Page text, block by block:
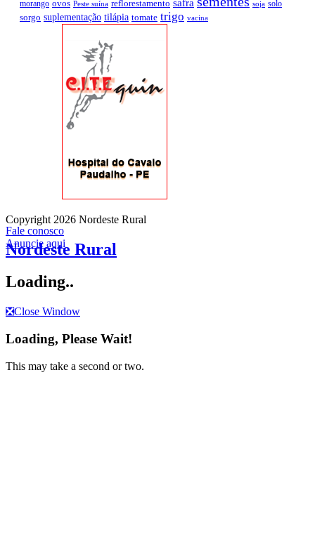
morango ovos Peste suína reflorestamento soja solo
sorgo suplementação tilápia tomate trigo vacina
Fale conosco
Anuncie aqui
Copyright 2026 Nordeste Rural
Nordeste Rural
Loading..
❎Close Window
Loading, Please Wait!
This may take a second or two.